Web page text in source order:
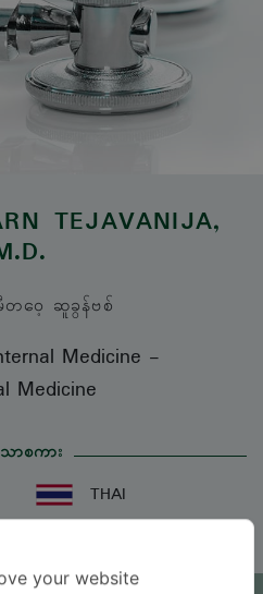
TEJAVANIJA,
ဝေ့ ဆူခွန်ဗစ်
Medicine -
Medicine
ာစကား
THAI
ချိန်းယူရန်
your website